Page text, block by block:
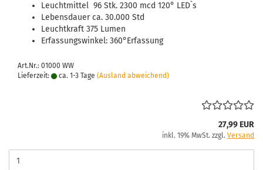
Leuchtmittel 96 Stk. 2300 mcd 120° LED`s
Lebensdauer ca. 30.000 Std
Leuchtkraft 375 Lumen
Erfassungswinkel: 360°Erfassung
Art.Nr.: 01000 WW
Lieferzeit:
ca. 1-3 Tage (Ausland abweichend)
27,99 EUR
inkl. 19% MwSt. zzgl. Versand